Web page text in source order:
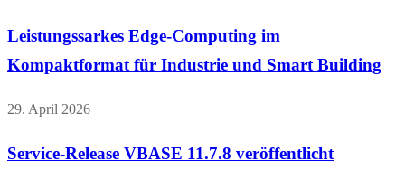
Leistungssarkes Edge-Computing im
Kompaktformat für Industrie und Smart Building
29. April 2026
Service-Release VBASE 11.7.8 veröffentlicht